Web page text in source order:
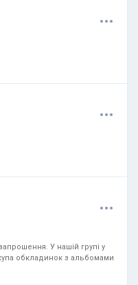
...
...
...
У нашій групі у
обкладинок з альбомами